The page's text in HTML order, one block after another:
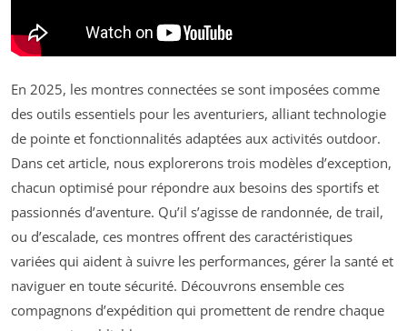
En 2025, les montres connectées se sont imposées comme
des outils essentiels pour les aventuriers, alliant technologie
de pointe et fonctionnalités adaptées aux activités outdoor.
Dans cet article, nous explorerons trois modèles d’exception,
chacun optimisé pour répondre aux besoins des sportifs et
passionnés d’aventure. Qu’il s’agisse de randonnée, de trail,
ou d’escalade, ces montres offrent des caractéristiques
variées qui aident à suivre les performances, gérer la santé et
naviguer en toute sécurité. Découvrons ensemble ces
compagnons d’expédition qui promettent de rendre chaque